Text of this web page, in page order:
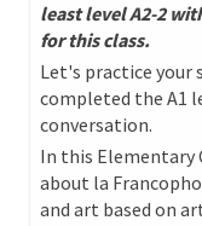
least level A2-2
for this class.
Let's practice your
completed the A1
conversation.
In this Elementary
about la
and art based on